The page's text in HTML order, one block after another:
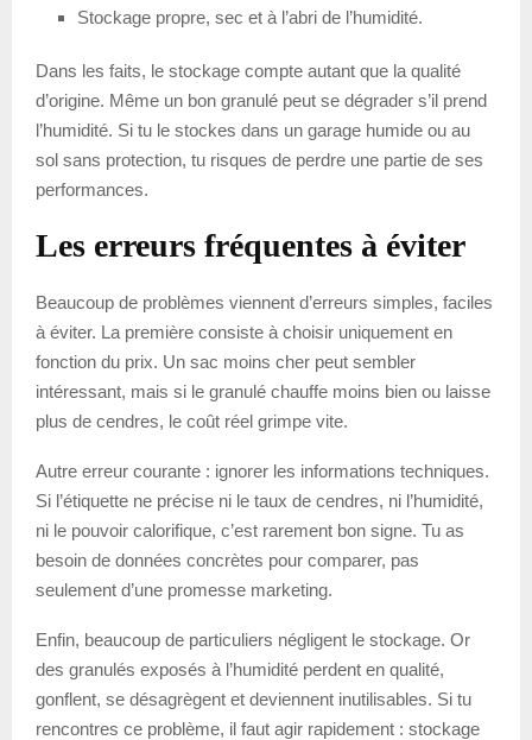
Stockage propre, sec et à l’abri de l’humidité.
Dans les faits, le stockage compte autant que la qualité
d’origine. Même un bon granulé peut se dégrader s’il prend
l’humidité. Si tu le stockes dans un garage humide ou au
sol sans protection, tu risques de perdre une partie de ses
performances.
Les erreurs fréquentes à éviter
Beaucoup de problèmes viennent d’erreurs simples, faciles
à éviter. La première consiste à choisir uniquement en
fonction du prix. Un sac moins cher peut sembler
intéressant, mais si le granulé chauffe moins bien ou laisse
plus de cendres, le coût réel grimpe vite.
Autre erreur courante : ignorer les informations techniques.
Si l’étiquette ne précise ni le taux de cendres, ni l’humidité,
ni le pouvoir calorifique, c’est rarement bon signe. Tu as
besoin de données concrètes pour comparer, pas
seulement d’une promesse marketing.
Enfin, beaucoup de particuliers négligent le stockage. Or
des granulés exposés à l’humidité perdent en qualité,
gonflent, se désagrègent et deviennent inutilisables. Si tu
rencontres ce problème, il faut agir rapidement : stockage